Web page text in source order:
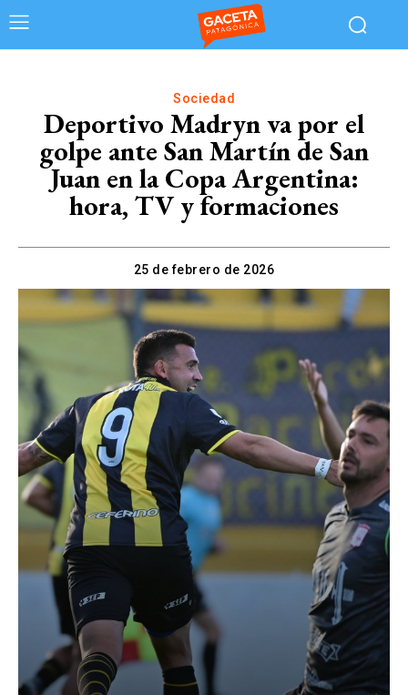
Sociedad
Deportivo Madryn va por el
golpe ante San Martín de San
Juan en la Copa Argentina:
hora, TV y formaciones
25 de febrero de 2026